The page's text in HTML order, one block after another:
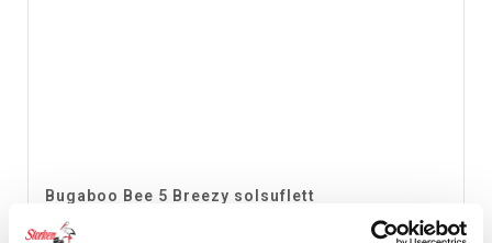
Bugaboo Bee 5 Breezy solsuflett
949